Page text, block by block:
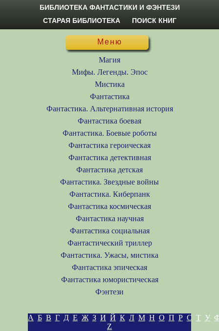
БИБЛИОТЕКА ФАНТАСТИКИ И ФЭНТЕЗИ
СТАРАЯ БИБЛИОТЕКА
ПОИСК КНИГ
Меню
Магия
Мифы. Легенды. Эпос
Мистика
Фантастика
Фантастика. Альтернативная история
Фантастика боевая
Фантастика. Боевые роботы
Фантастика героическая
Фантастика детективная
Фантастика детская
Фантастика. Звездные войны
Фантастика. Киберпанк
Фантастика космическая
Фантастика научная
Фантастика социальная
Фантастический триллер
Фантастика. Ужасы, мистика
Фантастика эпическая
Фантастика юмористическая
Фэнтези
А Б В Г Д Е Ж З И Й К Л М Н О П Р С Т У
Z